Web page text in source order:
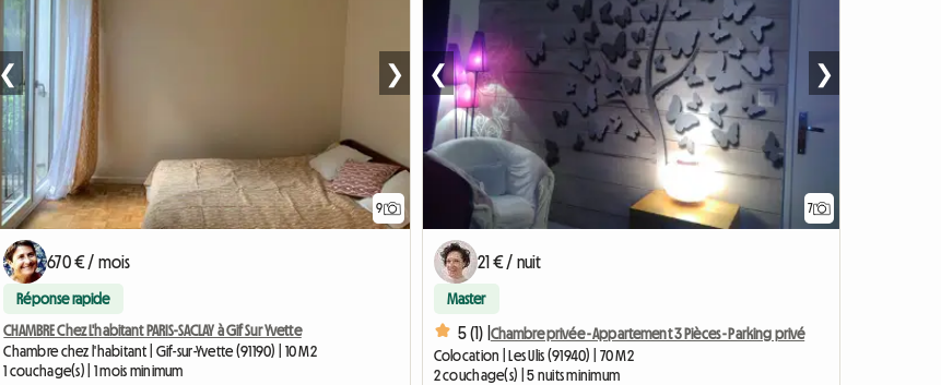
9
❮ ❯
670 € / mois
Réponse rapide
CHAMBRE Chez L'habitant PARIS-SACLAY à Gif Sur Yvette
Chambre chez l'habitant | Gif-sur-Yvette (91190) | 10 M2
1 couchage(s) | 1 mois minimum
7
❮ ❯
21 € / nuit
Master
5 (1) | Chambre privée - Appartement 3 Pièces - Parking privé
Colocation | Les Ulis (91940) | 70 M2
2 couchage(s) | 5 nuits minimum